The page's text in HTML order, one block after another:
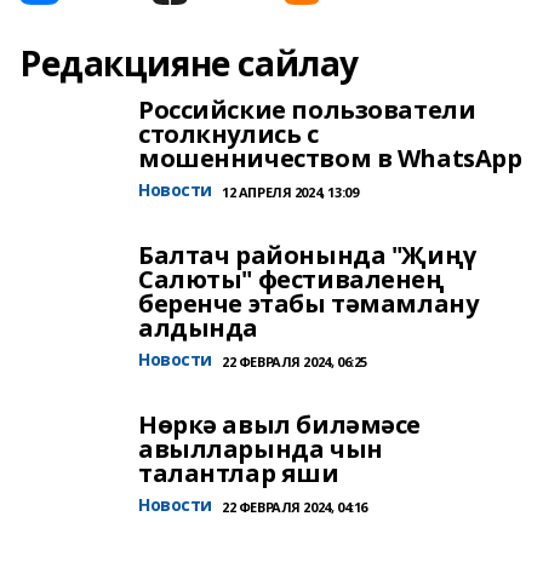
Редакцияне сайлау
Российские пользователи
столкнулись с
мошенничеством в WhatsApp
Новости 12 АПРЕЛЯ 2024, 13:09
Балтач районында "Җиңү
Салюты" фестиваленең
беренче этабы тәмамлану
алдында
Новости 22 ФЕВРАЛЯ 2024, 06:25
Нөркә авыл биләмәсе
авылларында чын
талантлар яши
Новости 22 ФЕВРАЛЯ 2024, 04:16